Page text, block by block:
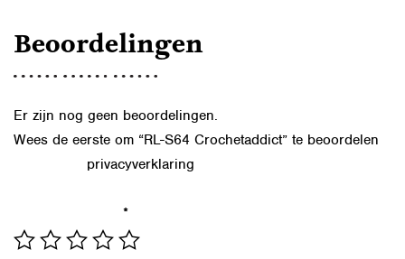
Beoordelingen
Er zijn nog geen beoordelingen.
Wees de eerste om “RL-S64 Crochetaddict” te beoordelen
privacyverklaring
*